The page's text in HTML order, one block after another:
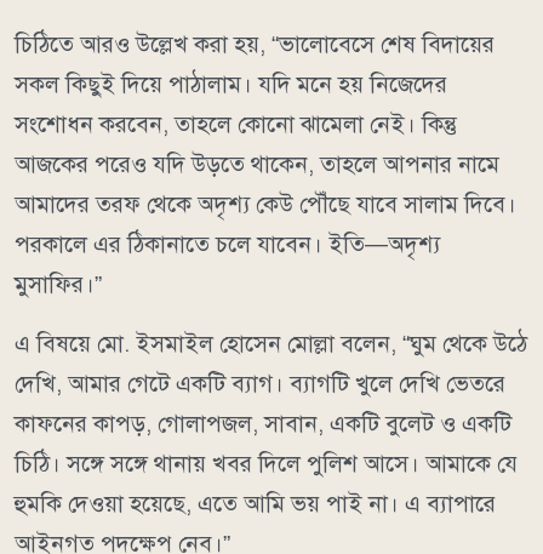
চিঠিতে আরও উল্লেখ করা হয়, “ভালোবেসে শেষ বিদায়ের
সকল কিছুই দিয়ে পাঠালাম। যদি মনে হয় নিজেদের
সংশোধন করবেন, তাহলে কোনো ঝামেলা নেই। কিন্তু
আজকের পরেও যদি উড়তে থাকেন, তাহলে আপনার নামে
আমাদের তরফ থেকে অদৃশ্য কেউ পৌঁছে যাবে সালাম দিবে।
পরকালে এর ঠিকানাতে চলে যাবেন। ইতি—অদৃশ্য
মুসাফির।”
এ বিষয়ে মো. ইসমাইল হোসেন মোল্লা বলেন, “ঘুম থেকে উঠে
দেখি, আমার গেটে একটি ব্যাগ। ব্যাগটি খুলে দেখি ভেতরে
কাফনের কাপড়, গোলাপজল, সাবান, একটি বুলেট ও একটি
চিঠি। সঙ্গে সঙ্গে থানায় খবর দিলে পুলিশ আসে। আমাকে যে
হুমকি দেওয়া হয়েছে, এতে আমি ভয় পাই না। এ ব্যাপারে
আইনগত পদক্ষেপ নেব।”